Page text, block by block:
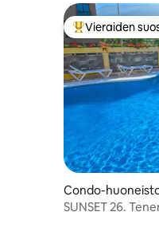
Vieraiden
Vieraiden
Condo-
SUNSET 26.